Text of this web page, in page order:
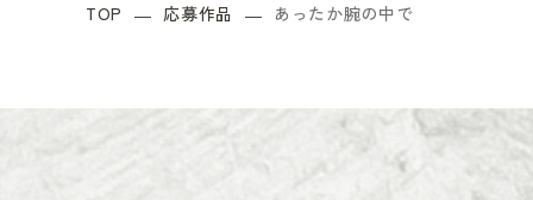
TOP 応募作品 あったか腕の中で